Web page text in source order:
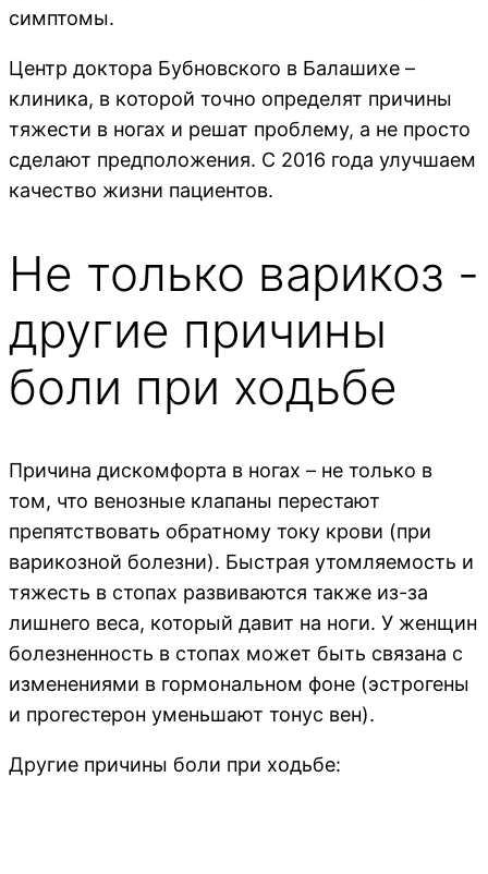
симптомы.
Центр доктора Бубновского в Балашихе –
клиника, в которой точно определят причины
тяжести в ногах и решат проблему, а не просто
сделают предположения. С 2016 года улучшаем
качество жизни пациентов.
Не только варикоз -
другие причины
боли при ходьбе
Причина дискомфорта в ногах – не только в
том, что венозные клапаны перестают
препятствовать обратному току крови (при
варикозной болезни). Быстрая утомляемость и
тяжесть в стопах развиваются также из-за
лишнего веса, который давит на ноги. У женщин
болезненность в стопах может быть связана с
изменениями в гормональном фоне (эстрогены
и прогестерон уменьшают тонус вен).
Другие причины боли при ходьбе: